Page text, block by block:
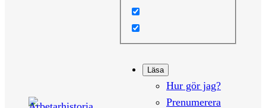
Läsa
Hur gör jag?
Prenumerera